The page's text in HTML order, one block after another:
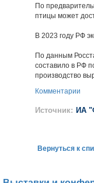
По
птицы может
В 2023 году РФ
По данным
составило в РФ
производство
Комментарии
Источник: ИА
Вернуться к